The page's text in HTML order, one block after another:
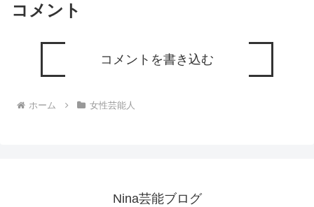
コメント
コメントを書き込む
ホーム 女性芸能人
Nina芸能ブログ